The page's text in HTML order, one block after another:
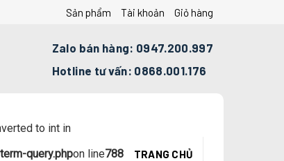
Sản phẩm Tài khoản Giỏ hàng
Zalo bán hàng: 0947.200.997
Hotline tư vấn: 0868.001.176
to int in
query.phpon line788 TRANG CHỦ